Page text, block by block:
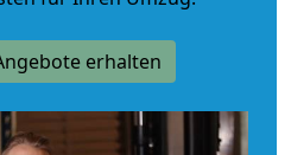
erhalten